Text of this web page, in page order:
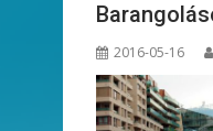
2016-05-16